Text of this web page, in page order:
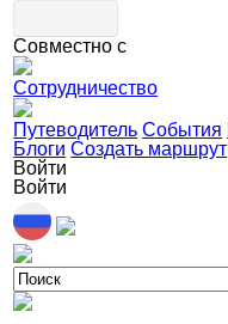
Совместно с
Сотрудничество
Путеводитель События
Блоги Создать маршрут
Войти
Войти